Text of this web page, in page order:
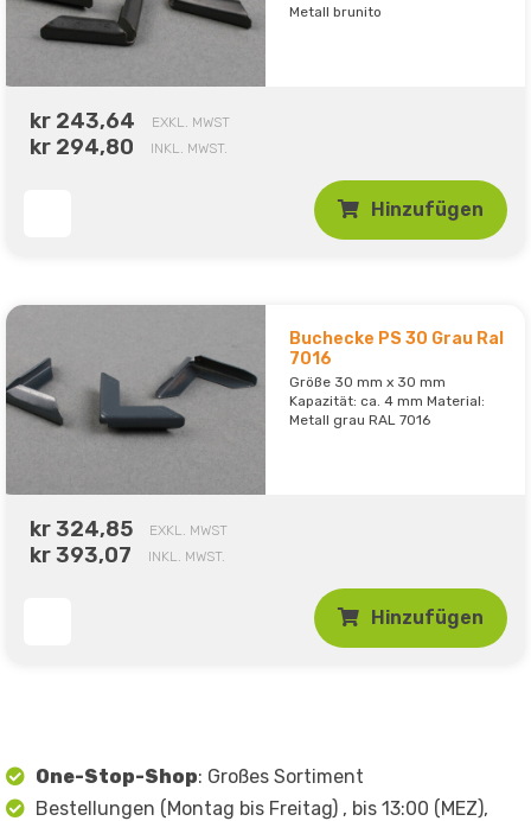
Metall brunito
kr 243,64 EXKL. MWST
kr 294,80 INKL. MWST.
Hinzufügen
Buchecke PS 30 Grau Ral
7016
Größe 30 mm x 30 mm
Kapazität: ca. 4 mm Material:
Metall grau RAL 7016
kr 324,85 EXKL. MWST
kr 393,07 INKL. MWST.
Hinzufügen
One-Stop-Shop: Großes Sortiment
Bestellungen (Montag bis Freitag) , bis 13:00 (MEZ),